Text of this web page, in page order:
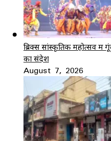
ब्रिक्स सांस्कृतिक महोत्सव में
का संदेश
August 7, 2026